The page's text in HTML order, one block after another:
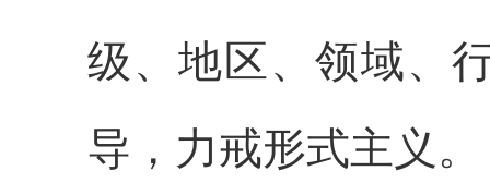
级、地区、领域、
导，力戒形式主义。